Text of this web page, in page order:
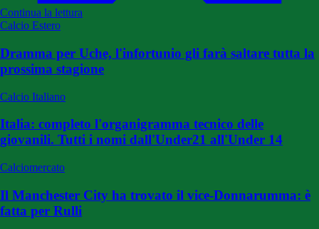
Continua la lettura
Calcio Estero
Dramma per Uche, l'infortunio gli farà saltare tutta la
prossima stagione
Calcio Italiano
Italia: completo l'organigramma tecnico delle
giovanili. Tutti i nomi dall'Under21 all'Under 14
Calciomercato
Il Manchester City ha trovato il vice-Donnarumma: è
fatta per Rulli